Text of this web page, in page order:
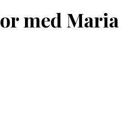
med Maria